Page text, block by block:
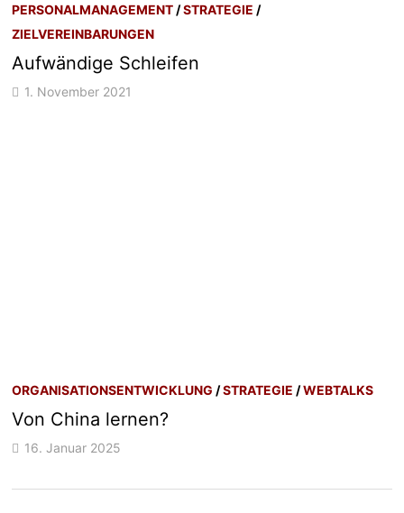
PERSONALMANAGEMENT /STRATEGIE /
ZIELVEREINBARUNGEN
Aufwändige Schleifen
1. November 2021
ORGANISATIONSENTWICKLUNG /STRATEGIE /WEBTALKS
Von China lernen?
16. Januar 2025